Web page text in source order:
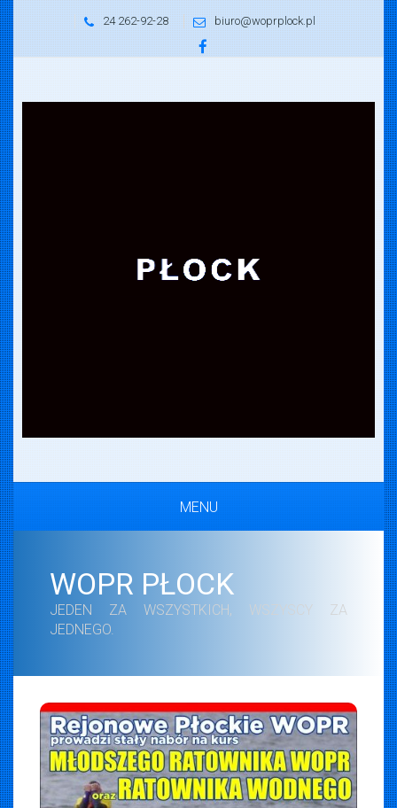
24 262-92-28 biuro@woprplock.pl
MENU
WOPR PŁOCK
JEDEN ZA WSZYSTKICH, WSZYSCY ZA
JEDNEGO.